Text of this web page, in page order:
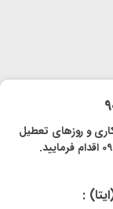
و روزهای تعطیل
: